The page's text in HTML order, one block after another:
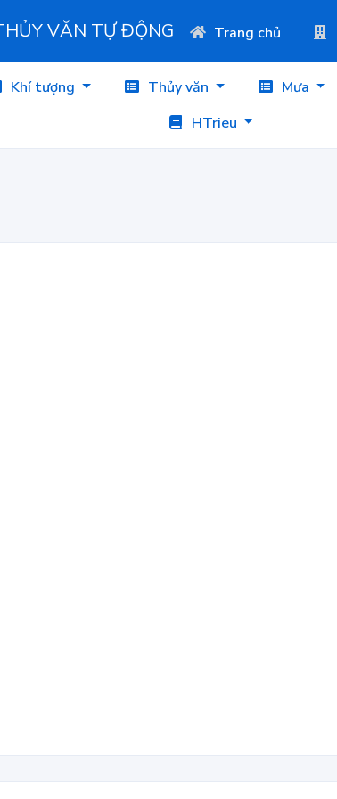
VĂN TỰ ĐỘNG Trang chủ
Khí tượng Thủy văn Mưa
HTrieu